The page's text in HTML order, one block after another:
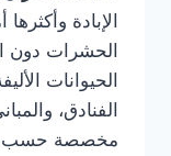
الإبادة
الحشرات دون
الحيوانات
الفنادق،
مخصصة حسب